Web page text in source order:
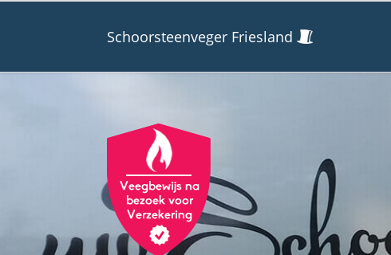
Schoorsteenveger Friesland